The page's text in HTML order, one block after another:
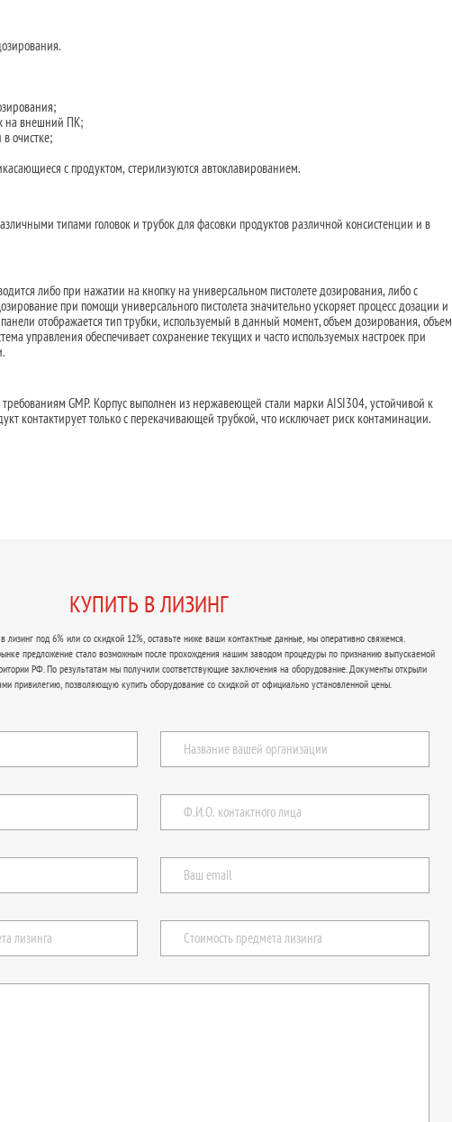
на внешний ПК;
очистке;
с продуктом, стерилизуются автоклавированием.
типами головок и трубок для фасовки продуктов различной консистенции и в
либо при нажатии на кнопку на универсальном пистолете дозирования, либо с
при помощи универсального пистолета значительно ускоряет процесс дозации и
отображается тип трубки, используемый в данный момент, объем дозирования, объем
управления обеспечивает сохранение текущих и часто используемых настроек при
требованиям GMP. Корпус выполнен из нержавеющей стали марки AISI304, устойчивой к
контактирует только с перекачивающей трубкой, что исключает риск контаминации.
КУПИТЬ В ЛИЗИНГ
лизинг под 6% или со скидкой 12%, оставьте ниже ваши контактные данные, мы оперативно свяжемся.
предложение стало возможным после прохождения нашим заводом процедуры по признанию выпускаемой
РФ. По результатам мы получили соответствующие заключения на оборудование. Документы открыли
привилегию, позволяющую купить оборудование со скидкой от официально установленной цены.